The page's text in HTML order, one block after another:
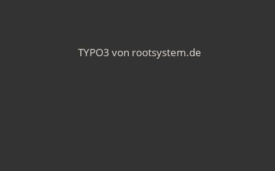
TYPO3 von rootsystem.de